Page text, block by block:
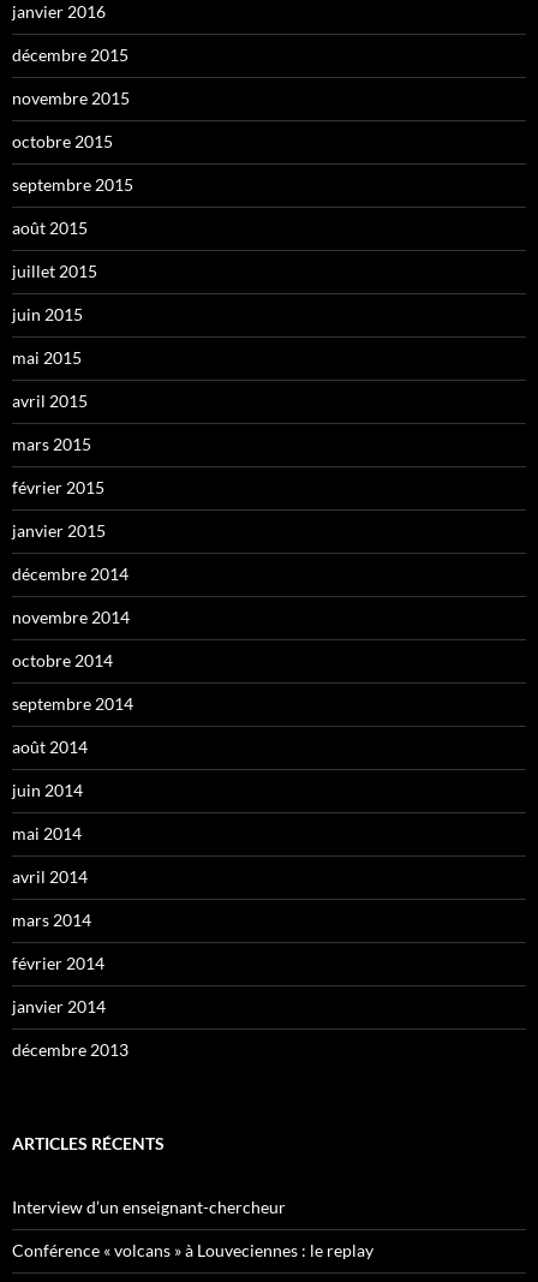
janvier 2016
décembre 2015
novembre 2015
octobre 2015
septembre 2015
août 2015
juillet 2015
juin 2015
mai 2015
avril 2015
mars 2015
février 2015
janvier 2015
décembre 2014
novembre 2014
octobre 2014
septembre 2014
août 2014
juin 2014
mai 2014
avril 2014
mars 2014
février 2014
janvier 2014
décembre 2013
ARTICLES RÉCENTS
Interview d’un enseignant-chercheur
Conférence « volcans » à Louveciennes : le replay